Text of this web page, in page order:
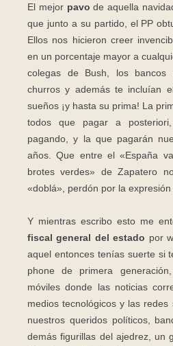
El mejor pavo de aquella
que junto a su partido, el PP
Ellos nos hicieron creer
en un porcentaje mayor a
colegas de Bush, los bancos
churros y además te incluían
sueños ¡y hasta su prima! La
todos que pagar a
pagando, y la que pagarán
años. Que entre el «España
brotes verdes» de Zapatero
«doblá», perdón por la expresión
Y mientras escribo esto me
fiscal general del estado por
aquel entonces tenías suerte si
phone de primera
móviles donde las noticias
medios tecnológicos y las
nuestros queridos políticos,
demás figurillas del ajedrez, un